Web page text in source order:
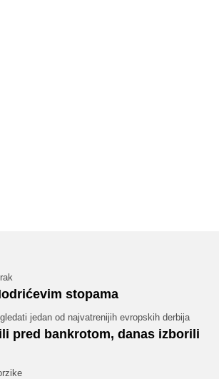
stopama
jedan od najvatrenijih evropskih derbija
pred bankrotom, danas izborili